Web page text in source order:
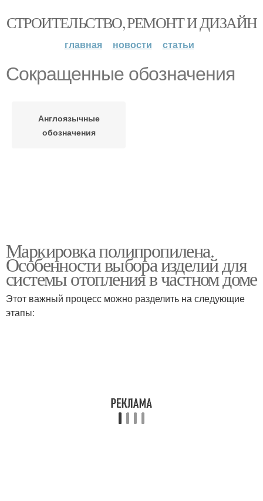
СТРОИТЕЛЬСТВО, РЕМОНТ И ДИЗАЙН
главная новости статьи
Сокращенные обозначения
Англоязычные
обозначения
Маркировка полипропилена.
Особенности выбора изделий для
системы отопления в частном доме
Этот важный процесс можно разделить на следующие
этапы: